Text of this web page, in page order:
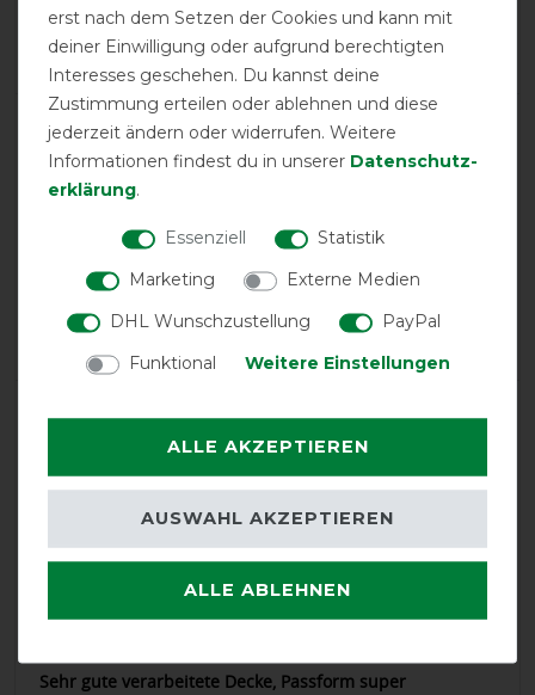
Product Rating
5/5
product experience
Positive
100%
Negative
0%
22.09.2024
Schöne leichte Regendecke mit glattem Innenfutter.
Meine Stute ist für ihre Größe etwas lang geraten. Die
Pony allerdings so leider etwas zu weit, welches aber am
Körperbau des Ponys liegt und nicht an der Decke.
Sehr gute verarbeitete Decke, Passform super
erst nach dem Setzen der Cookies und kann mit
deiner Einwilligung oder aufgrund berechtigten
Interesses geschehen. Du kannst deine
Zustimmung erteilen oder ablehnen und diese
jederzeit ändern oder widerrufen. Weitere
Informationen findest du in unserer Daten­schutz­
erklärung.
Essenziell
Statistik
Marketing
Externe Medien
DHL Wunschzustellung
PayPal
Funktional
Weitere Einstellungen
ALLE AKZEPTIEREN
ALLE ABLEHNEN
AUSWAHL AKZEPTIEREN